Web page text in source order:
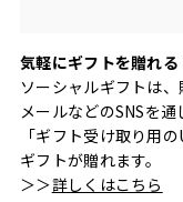
気軽にギフトを贈れ
ソーシャルギフトは
メールなどのSNSを
「ギフト受け取り用
ギフトが贈れます。
＞＞詳しくはこちら